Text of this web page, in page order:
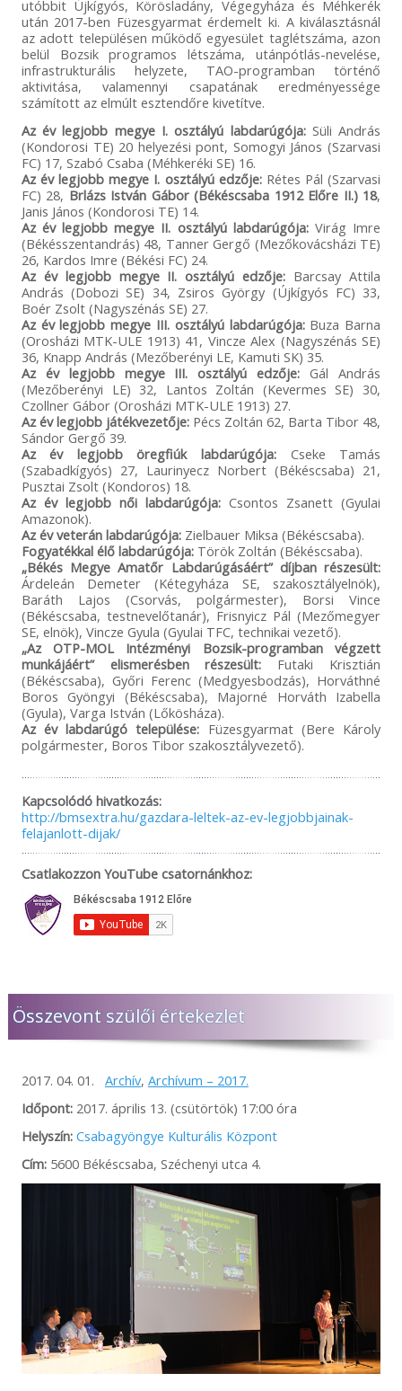
utóbbit Újkígyós, Körösladány, Végegyháza és Méhkerék
után 2017-ben Füzesgyarmat érdemelt ki. A kiválasztásnál
az adott településen működő egyesület taglétszáma, azon
belül Bozsik programos létszáma, utánpótlás-nevelése,
infrastrukturális helyzete, TAO-programban történő
aktivitása, valamennyi csapatának eredményessége
számított az elmúlt esztendőre kivetítve.
Az év legjobb megye I. osztályú labdarúgója:Süli András
(Kondorosi TE) 20 helyezési pont, Somogyi János (Szarvasi
FC) 17, Szabó Csaba (Méhkeréki SE) 16.
Az év legjobb megye I. osztályú edzője:Rétes Pál (Szarvasi
FC) 28, Brlázs István Gábor (Békéscsaba 1912 Előre II.) 18,
Janis János (Kondorosi TE) 14.
Az év legjobb megye II. osztályú labdarúgója:Virág Imre
(Békésszentandrás) 48, Tanner Gergő (Mezőkovácsházi TE)
26, Kardos Imre (Békési FC) 24.
Az év legjobb megye II. osztályú edzője: Barcsay Attila
András (Dobozi SE) 34, Zsiros György (Újkígyós FC) 33,
Boér Zsolt (Nagyszénás SE) 27.
Az év legjobb megye III. osztályú labdarúgója:Buza Barna
(Orosházi MTK-ULE 1913) 41, Vincze Alex (Nagyszénás SE)
36, Knapp András (Mezőberényi LE, Kamuti SK) 35.
Az év legjobb megye III. osztályú edzője: Gál András
(Mezőberényi LE) 32, Lantos Zoltán (Kevermes SE) 30,
Czollner Gábor (Orosházi MTK-ULE 1913) 27.
Az év legjobb játékvezetője:Pécs Zoltán 62, Barta Tibor 48,
Sándor Gergő 39.
Az év legjobb öregfiúk labdarúgója: Cseke Tamás
(Szabadkígyós) 27, Laurinyecz Norbert (Békéscsaba) 21,
Pusztai Zsolt (Kondoros) 18.
Az év legjobb női labdarúgója: Csontos Zsanett (Gyulai
Amazonok).
Az év veterán labdarúgója:Zielbauer Miksa (Békéscsaba).
Fogyatékkal élő labdarúgója:Török Zoltán (Békéscsaba).
„Békés Megye Amatőr Labdarúgásáért” díjban részesült:
Árdeleán Demeter (Kétegyháza SE, szakosztályelnök),
Baráth Lajos (Csorvás, polgármester), Borsi Vince
(Békéscsaba, testnevelőtanár), Frisnyicz Pál (Mezőmegyer
SE, elnök), Vincze Gyula (Gyulai TFC, technikai vezető).
„Az OTP-MOL Intézményi Bozsik-programban végzett
munkájáért” elismerésben részesült: Futaki Krisztián
(Békéscsaba), Győri Ferenc (Medgyesbodzás), Horváthné
Boros Gyöngyi (Békéscsaba), Majorné Horváth Izabella
(Gyula), Varga István (Lőkösháza).
Az év labdarúgó települése: Füzesgyarmat (Bere Károly
polgármester, Boros Tibor szakosztályvezető).
Kapcsolódó hivatkozás:
http://bmsextra.hu/gazdara-leltek-az-ev-legjobbjainak-
felajanlott-dijak/
Csatlakozzon YouTube csatornánkhoz:
Összevont szülői értekezlet
2017. 04. 01. Archív, Archívum – 2017.
Időpont:2017. április 13. (csütörtök) 17:00 óra
Helyszín: Csabagyöngye Kulturális Központ
Cím:5600 Békéscsaba, Széchenyi utca 4.